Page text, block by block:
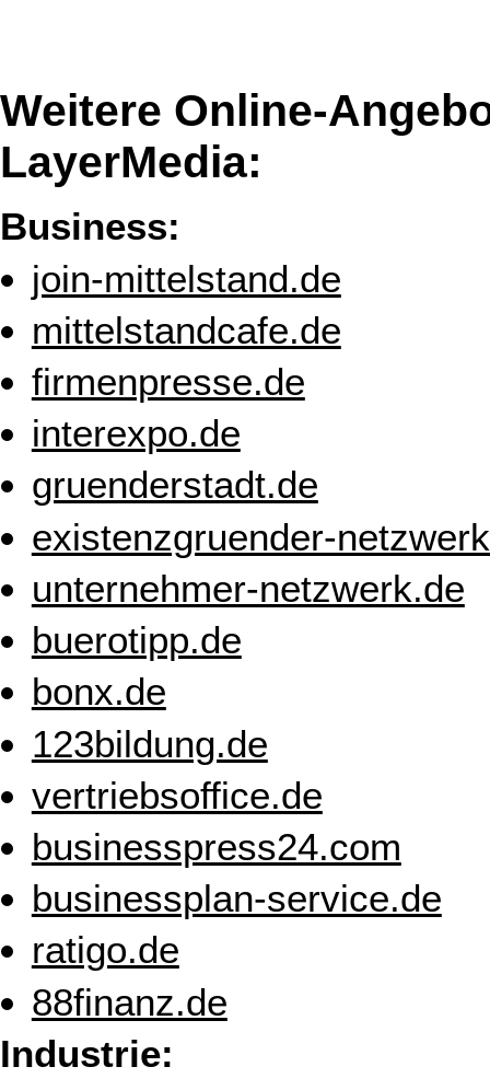
Weitere Online-
LayerMedia:
Business:
join-mittelstand.de
mittelstandcafe.de
firmenpresse.de
interexpo.de
gruenderstadt.de
existenzgruender-
unternehmer-netzwerk.de
buerotipp.de
bonx.de
123bildung.de
vertriebsoffice.de
businesspress24.com
businessplan-service.de
ratigo.de
88finanz.de
Industrie: